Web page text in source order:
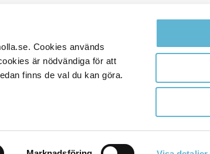
Cookies används
är nödvändiga för att
finns de val du kan göra.